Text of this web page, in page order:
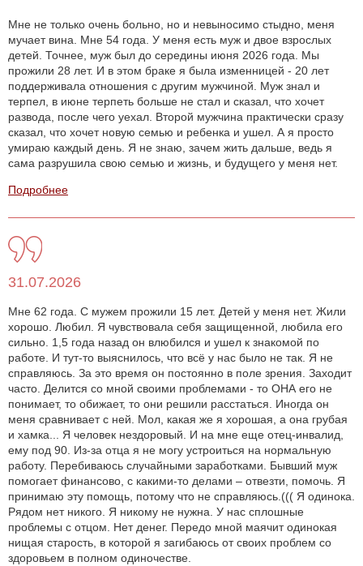
Мне не только очень больно, но и невыносимо стыдно, меня
мучает вина. Мне 54 года. У меня есть муж и двое взрослых
детей. Точнее, муж был до середины июня 2026 года. Мы
прожили 28 лет. И в этом браке я была изменницей - 20 лет
поддерживала отношения с другим мужчиной. Муж знал и
терпел, в июне терпеть больше не стал и сказал, что хочет
развода, после чего уехал. Второй мужчина практически сразу
сказал, что хочет новую семью и ребенка и ушел. А я просто
умираю каждый день. Я не знаю, зачем жить дальше, ведь я
сама разрушила свою семью и жизнь, и будущего у меня нет.
Подробнее
31.07.2026
Мне 62 года. С мужем прожили 15 лет. Детей у меня нет. Жили
хорошо. Любил. Я чувствовала себя защищенной, любила его
сильно. 1,5 года назад он влюбился и ушел к знакомой по
работе. И тут-то выяснилось, что всё у нас было не так. Я не
справляюсь. За это время он постоянно в поле зрения. Заходит
часто. Делится со мной своими проблемами - то ОНА его не
понимает, то обижает, то они решили расстаться. Иногда он
меня сравнивает с ней. Мол, какая же я хорошая, а она грубая
и хамка... Я человек нездоровый. И на мне еще отец-инвалид,
ему под 90. Из-за отца я не могу устроиться на нормальную
работу. Перебиваюсь случайными заработками. Бывший муж
помогает финансово, с какими-то делами – отвезти, помочь. Я
принимаю эту помощь, потому что не справляюсь.((( Я одинока.
Рядом нет никого. Я никому не нужна. У нас сплошные
проблемы с отцом. Нет денег. Передо мной маячит одинокая
нищая старость, в которой я загибаюсь от своих проблем со
здоровьем в полном одиночестве.